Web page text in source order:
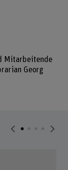
Mitarbeitende
Georg